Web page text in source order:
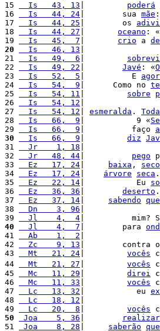
15
  Is   43, 13
poderá
16
  Is   44, 24
|        sua mãe
17
  Is   44, 25
|        os
18
  Is   44, 27
oceano :
19
  Is   45,  7
crio a
20
  Is   46, 13
|
21
  Is   49,  6
22
  Is   49, 22
Javé : «
23
  Is   52,  5
|          E
24
  Is   54,  9
|      Como no
25
  Is   54, 11
sobre
26
  Is   54, 12
|
27
  Is   54, 12
esmeralda . Toda
28
  Is   66,  9
|           9 «
29
  Is   66,  9
|          faço
30
  Is   66,  9
diz
31
  Jr    1, 18
|
32
  Jr   48, 44
pego
33
  Ez   17, 24
baixa , seco
34
  Ez   17, 24
árvore seca
35
  Ez   22, 14
|           Eu
36
  Ez   36, 36
deserto
37
  Ez   37, 14
sabendo que
38
  Dn    3, 96
|
39
  Jl    4,  4
|          mim?
40
  Jl    4,  7
|        para
41
  Ab    1,  2
|
42
  Zc    9, 13
|        contra
43
  Mt   21, 24
vocês
44
  Mt   21, 27
vocês
45
  Mc   11, 29
direi
46
  Mc   11, 33
vocês
47
  Lc   13, 32
|           eu
48
  Lc   18, 12
|
49
  Lc   20,  8
vocês
50
Joa    5, 36 realizar
51
Joa    8, 28 saberão que